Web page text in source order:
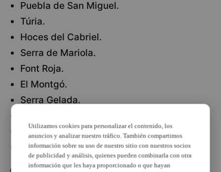
Puebla de San Miguel.
Túria.
Hoces del Cabriel.
Serra de Mariola.
Font Roja.
El Montgó.
Serra Gelada.
Marjal Pego-Oliva.
La zona forestal de l’Albufera.
Utilizamos cookies para personalizar el contenido, los
anuncios y analizar nuestro tráfico. También compartimos
información sobre su uso de nuestro sitio con nuestros socios
de publicidad y análisis, quienes pueden combinarla con otra
información que les haya proporcionado o que hayan